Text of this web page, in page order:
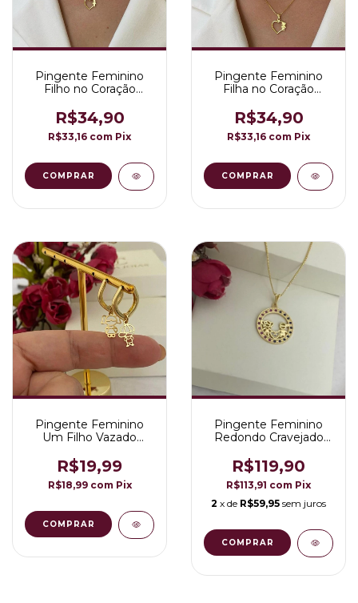
Pingente Feminino
Filho no Coração
18K
R$34,90
R$33,16 com Pix
COMPRAR
Pingente Feminino
Filha no Coração
R$34,90
R$33,16 com Pix
COMPRAR
Pingente Feminino
Um Filho Vazado
R$19,99
R$18,99 com Pix
COMPRAR
Pingente Feminino
Redondo Cravejado
Folheado a Ouro 18K
R$119,90
R$113,91 com Pix
2 x de R$59,95 sem juros
COMPRAR